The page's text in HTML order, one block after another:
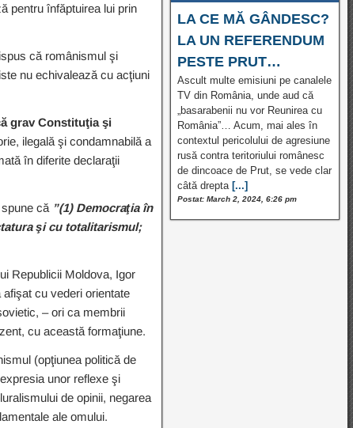
pentru înfăptuirea lui prin
că românismul şi
nu echivalează cu acţiuni
grav Constituţia şi
ilegală şi condamnabilă a
în diferite declaraţii
că ”(1) Democraţia în
şi cu totalitarismul;
Republicii Moldova, Igor
cu vederi orientate
– ori ca membrii
cu această formaţiune.
(opţiunea politică de
unor reflexe şi
de opinii, negarea
ale omului.
LA CE MĂ GÂNDESC?
LA UN REFERENDUM
PESTE PRUT…
Ascult multe emisiuni pe canalele
TV din România, unde aud că
„basarabenii nu vor Reunirea cu
România”… Acum, mai ales în
contextul pericolului de agresiune
rusă contra teritoriului românesc
de dincoace de Prut, se vede clar
câtă drepta[...]
Postat: March 2, 2024, 6:26 pm